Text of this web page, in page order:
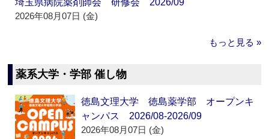
埼玉県病院薬剤師会 研修会 2026/09
2026年08月07日 (金)
もっと見る »
薬系大学・学部 催し物
徳島文理大学 徳島薬学部 オープンキ
ャンパス 2026/08-2026/09
2026年08月07日 (金)